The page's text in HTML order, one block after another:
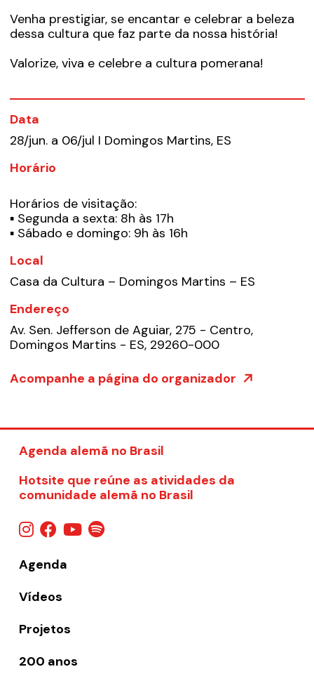
Venha prestigiar, se encantar e celebrar a beleza
dessa cultura que faz parte da nossa história!
Valorize, viva e celebre a cultura pomerana!
Data
28/jun. a 06/jul I Domingos Martins, ES
Horário
Horários de visitação:
▪ Segunda a sexta: 8h às 17h
▪ Sábado e domingo: 9h às 16h
Local
Casa da Cultura – Domingos Martins – ES
Endereço
Av. Sen. Jefferson de Aguiar, 275 - Centro,
Domingos Martins - ES, 29260-000
Acompanhe a página do organizador
Agenda alemã no Brasil
Hotsite que reúne as atividades da
comunidade alemã no Brasil
Agenda
Vídeos
Projetos
200 anos